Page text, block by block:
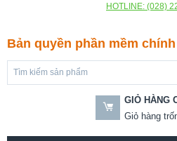
HOTLINE: (028)
Bản quyền phần mềm
GIỎ HÀNG
Giỏ hàng